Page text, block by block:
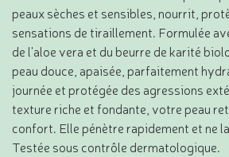
peaux sèches et sensibles, nourrit,
sensations de tiraillement. Formulée
de l'aloe vera et du beurre de karité
peau douce, apaisée, parfaitement
journée et protégée des agressions
texture riche et fondante, votre peau
confort. Elle pénètre rapidement et ne
Testée sous contrôle dermatologique.